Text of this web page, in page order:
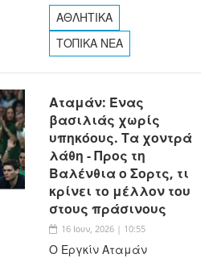
ΑΘΛΗΤΙΚΑ
ΤΟΠΙΚΑ ΝΕΑ
Αταμάν: Ένας
βασιλιάς χωρίς
υπηκόους. Τα χοντρά
λάθη - Προς τη
Βαλένθια ο Σορτς, τι
κρίνει το μέλλον του
στους πράσινους
16 Ιουν, 2026 | 10:55
Ο Εργκίν Αταμάν